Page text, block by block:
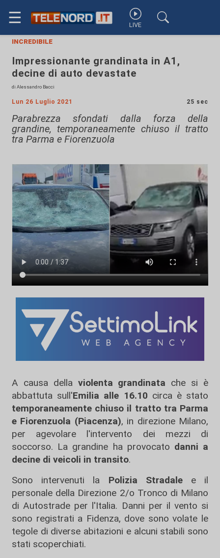
☰ LIVE
incredibile
Impressionante grandinata in A1,
decine di auto devastate
di Alessandro Bacci
Lun 26 Luglio 2021 25 sec
Parabrezza sfondati dalla forza della
grandine, temporaneamente chiuso il tratto
tra Parma e Fiorenzuola
A causa della violenta grandinata che si è
abbattuta sull'Emilia alle 16.10 circa è stato
temporaneamente chiuso il tratto tra Parma
e Fiorenzuola (Piacenza), in direzione Milano,
per agevolare l'intervento dei mezzi di
soccorso. La grandine ha provocato danni a
decine di veicoli in transito.
Sono intervenuti la Polizia Stradalee il
personale della Direzione 2/o Tronco di Milano
di Autostrade per l'Italia. Danni per il vento si
sono registrati a Fidenza, dove sono volate le
tegole di diverse abitazioni e alcuni stabili sono
stati scoperchiati.